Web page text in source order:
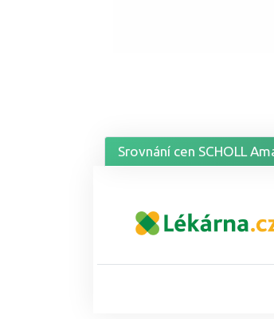
Srovnání cen SCHOLL